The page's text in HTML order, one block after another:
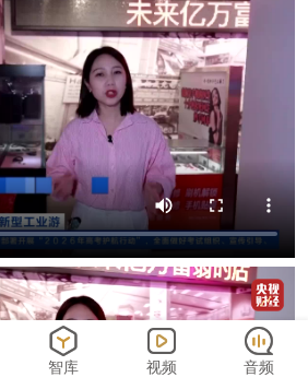
智库 视频 音频